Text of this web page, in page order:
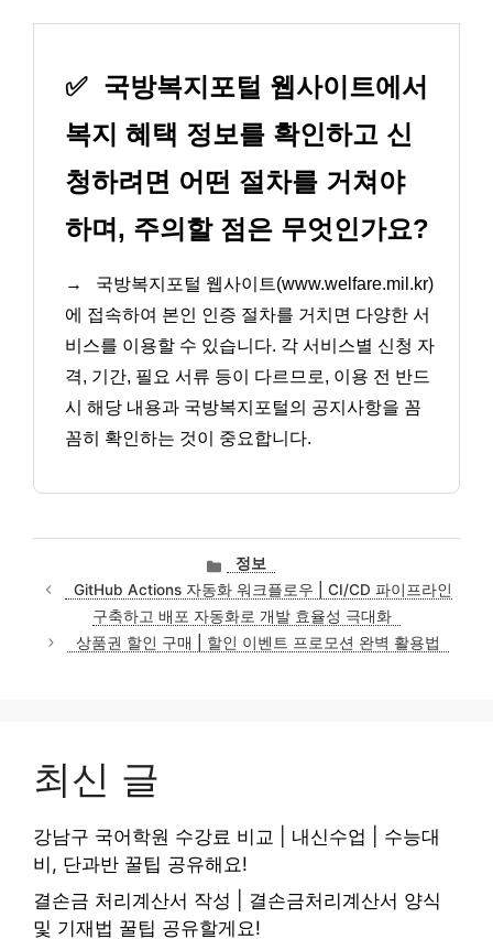
✅ 국방복지포털 웹사이트에서
복지 혜택 정보를 확인하고 신
청하려면 어떤 절차를 거쳐야
하며, 주의할 점은 무엇인가요?
→
국방복지포털 웹사이트(www.welfare.mil.kr)
에 접속하여 본인 인증 절차를 거치면 다양한 서
비스를 이용할 수 있습니다. 각 서비스별 신청 자
격, 기간, 필요 서류 등이 다르므로, 이용 전 반드
시 해당 내용과 국방복지포털의 공지사항을 꼼
꼼히 확인하는 것이 중요합니다.
카
테
고
리
정보
GitHub Actions 자동화 워크플로우 | CI/CD 파이프라인
구축하고 배포 자동화로 개발 효율성 극대화
상품권 할인 구매 | 할인 이벤트 프로모션 완벽 활용법
최신 글
강남구 국어학원 수강료 비교 | 내신수업 | 수능대
비, 단과반 꿀팁 공유해요!
결손금 처리계산서 작성 | 결손금처리계산서 양식
및 기재법 꿀팁 공유할게요!